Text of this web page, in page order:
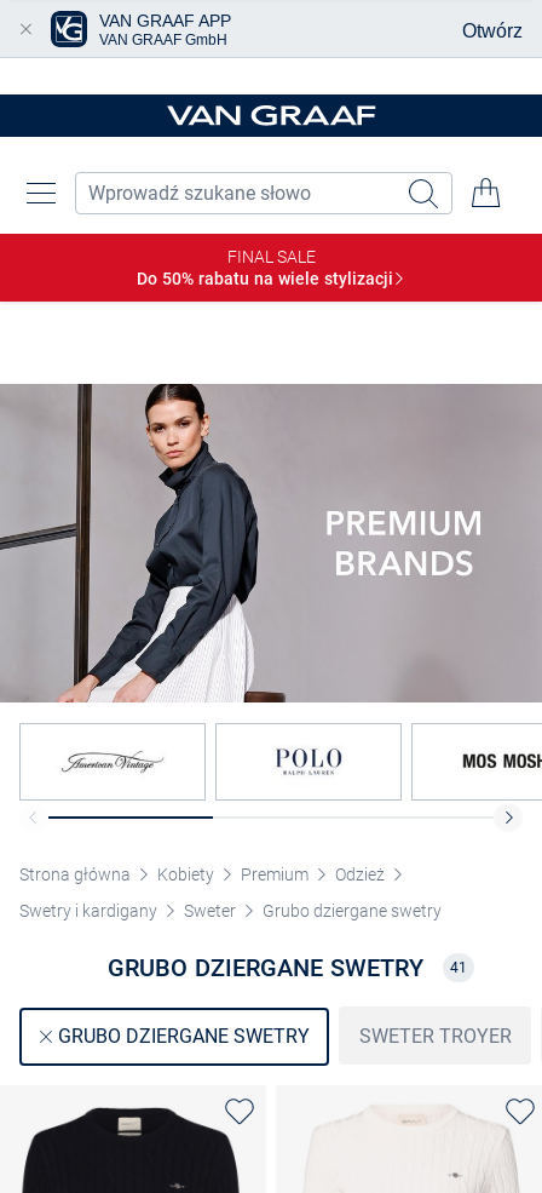
FINAL SALE
Do 50% rabatu na wiele stylizacji
Strona główna Kobiety Premium
Odzież
Swetry i kardigany
Sweter Grubo dziergane swetry
GRUBO DZIERGANE SWETRY 41
GRUBO DZIERGANE SWETRY SWETER TROYER
VAN GRAAF APP
VAN GRAAF GmbH Otwórz